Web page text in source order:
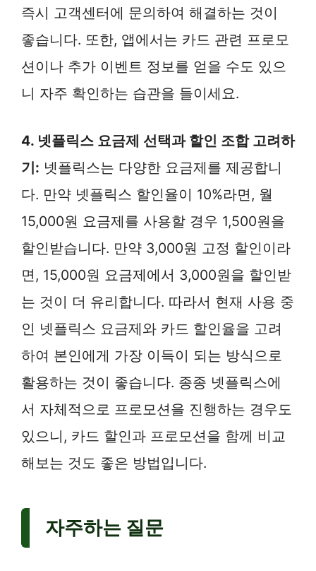
즉시 고객센터에 문의하여 해결하는 것이
좋습니다. 또한, 앱에서는 카드 관련 프로모
션이나 추가 이벤트 정보를 얻을 수도 있으
니 자주 확인하는 습관을 들이세요.
4. 넷플릭스 요금제 선택과 할인 조합 고려하
기: 넷플릭스는 다양한 요금제를 제공합니
다. 만약 넷플릭스 할인율이 10%라면, 월
15,000원 요금제를 사용할 경우 1,500원을
할인받습니다. 만약 3,000원 고정 할인이라
면, 15,000원 요금제에서 3,000원을 할인받
는 것이 더 유리합니다. 따라서 현재 사용 중
인 넷플릭스 요금제와 카드 할인율을 고려
하여 본인에게 가장 이득이 되는 방식으로
활용하는 것이 좋습니다. 종종 넷플릭스에
서 자체적으로 프로모션을 진행하는 경우도
있으니, 카드 할인과 프로모션을 함께 비교
해보는 것도 좋은 방법입니다.
자주하는 질문